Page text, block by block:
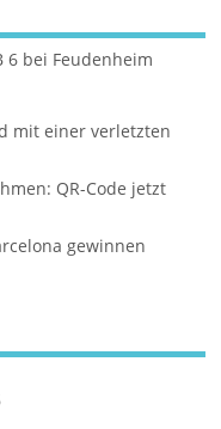
6 bei Feudenheim
mit einer verletzten
QR-Code jetzt
gewinnen